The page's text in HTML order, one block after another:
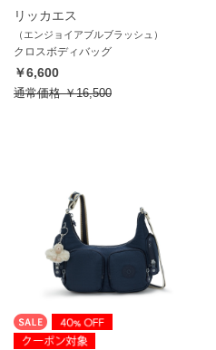
リッカエス
（エンジョイアブルブラッシュ）
クロスボディバッグ
￥6,600
通常価格￥16,500